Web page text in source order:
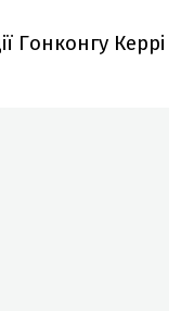
Гонконгу Керрі